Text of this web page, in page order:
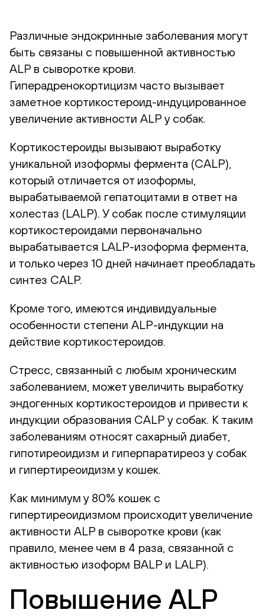
Различные эндокринные заболевания могут
быть связаны с повышенной активностью
ALP в сыворотке крови.
Гиперадренокортицизм часто вызывает
заметное кортикостероид-индуцированное
увеличение активности ALP у собак.
Кортикостероиды вызывают выработку
уникальной изоформы фермента (CALP),
который отличается от изоформы,
вырабатываемой гепатоцитами в ответ на
холестаз (LALP). У собак после стимуляции
кортикостероидами первоначально
вырабатывается LALP-изоформа фермента,
и только через 10 дней начинает преобладать
синтез CALP.
Кроме того, имеются индивидуальные
особенности степени ALP-индукции на
действие кортикостероидов.
Стресс, связанный с любым хроническим
заболеванием, может увеличить выработку
эндогенных кортикостероидов и привести к
индукции образования CALP у собак. К таким
заболеваниям относят сахарный диабет,
гипотиреоидизм и гиперпаратиреоз у собак
и гипертиреоидизм у кошек.
Как минимум у 80% кошек с
гипертиреоидизмом происходит увеличение
активности ALP в сыворотке крови (как
правило, менее чем в 4 раза, связанной с
активностью изоформ BALP и LALP).
Повышение ALP